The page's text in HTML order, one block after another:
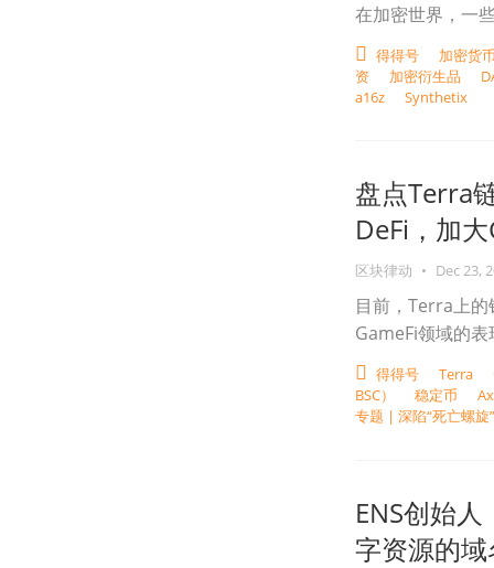
在加密世界，一
得得号
加密货
资
加密衍生品
a16z
Synthetix
盘点Terra
DeFi，加
区块律动 • Dec 23,
目前，Terra上
GameFi领域的
得得号 Terra
BSC）
稳定币
专题 | 深陷“死亡螺
ENS创始
字资源的